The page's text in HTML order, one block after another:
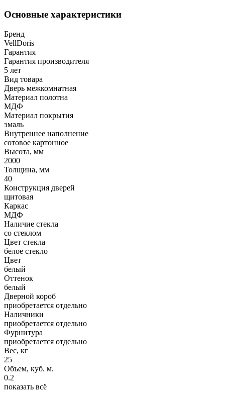
Основные характеристики
Бренд
VellDoris
Гарантия
Гарантия производителя
5 лет
Вид товара
Дверь межкомнатная
Материал полотна
МДФ
Материал покрытия
эмаль
Внутреннее наполнение
сотовое картонное
Высота, мм
2000
Толщина, мм
40
Конструкция дверей
щитовая
Каркас
МДФ
Наличие стекла
со стеклом
Цвет стекла
белое стекло
Цвет
белый
Оттенок
белый
Дверной короб
приобретается отдельно
Наличники
приобретается отдельно
Фурнитура
приобретается отдельно
Вес, кг
25
Объем, куб. м.
0.2
показать всё